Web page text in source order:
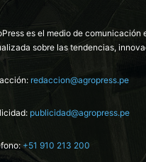
es el medio de
sobre las tendencias,
redaccion@agropress.pe
publicidad@agropress.pe
+51 910 213 200